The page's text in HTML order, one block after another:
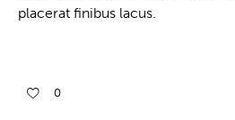
placerat finibus lacus.
0